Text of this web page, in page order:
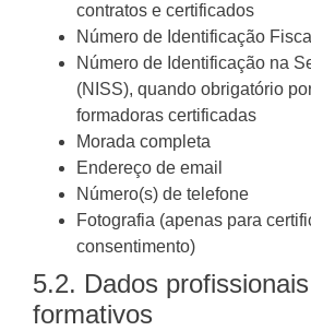
contratos e certificados
Número de Identificação
Número de Identificação na
(NISS), quando obrigatório
formadoras certificadas
Morada completa
Endereço de email
Número(s) de telefone
Fotografia (apenas para
consentimento)
5.2. Dados
formativos